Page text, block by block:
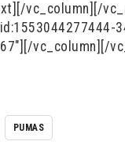
vc_column][/
vc_column][/
PUMAS